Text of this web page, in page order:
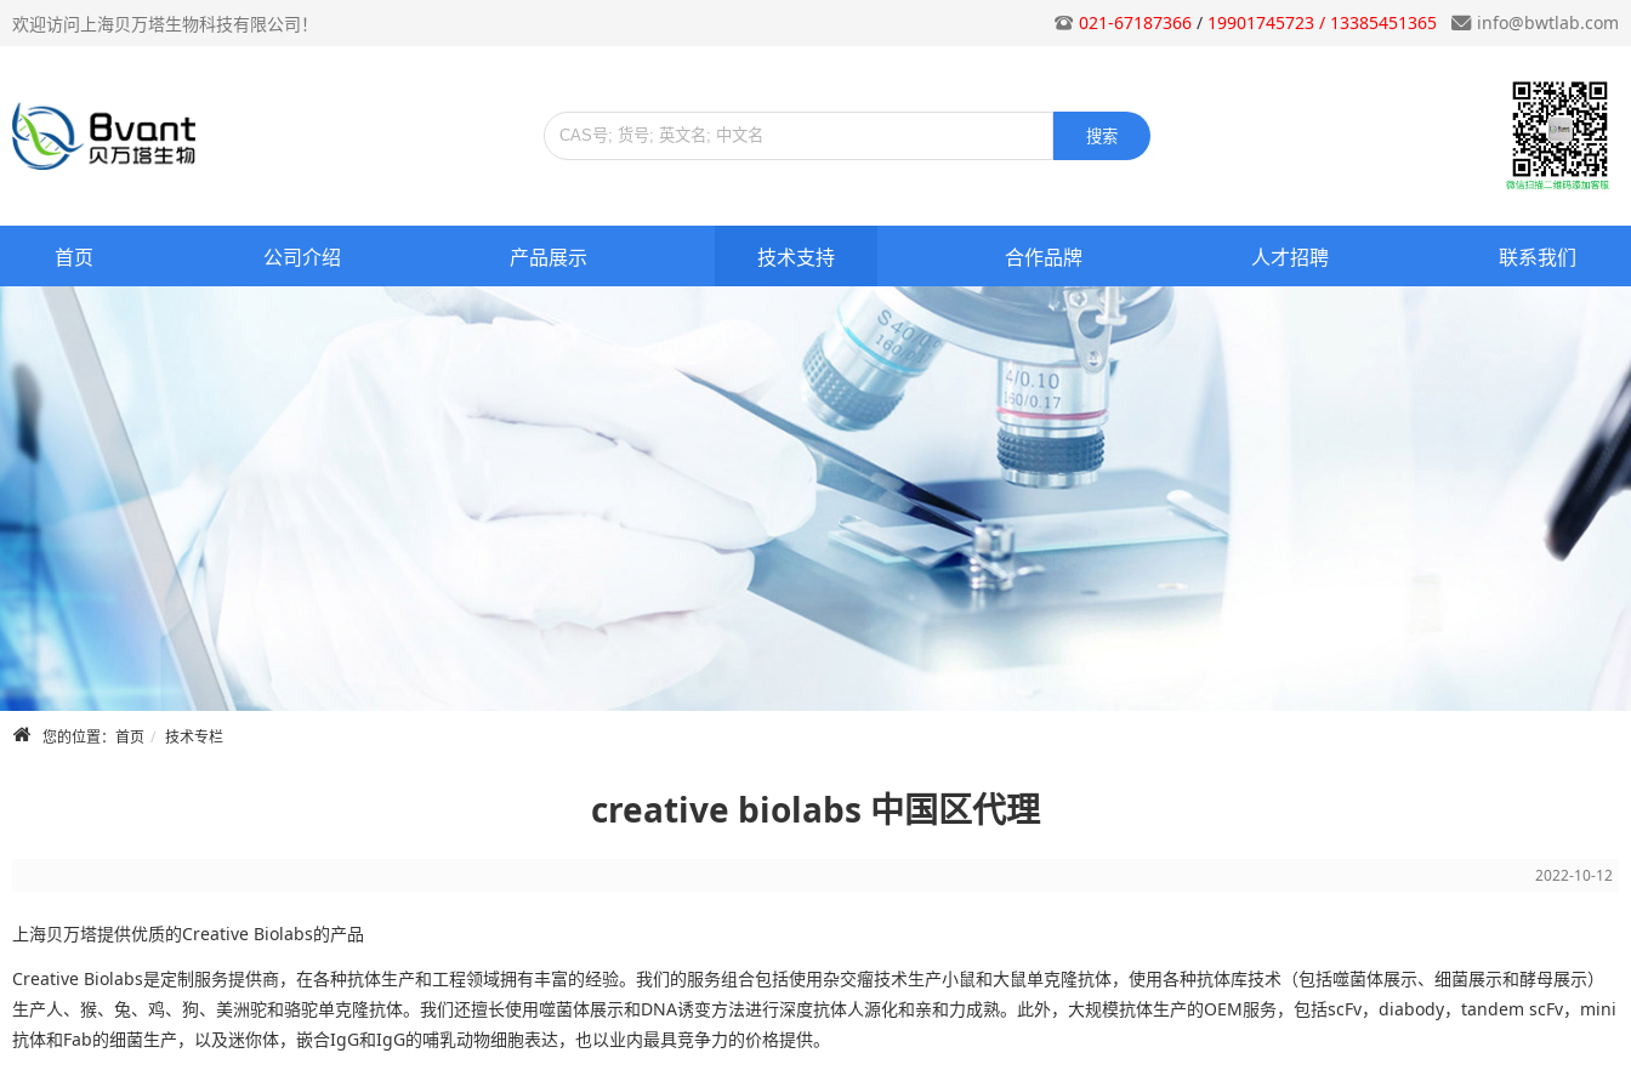
欢迎访问上海贝万塔生物科技有限公司！ 021-67187366 / 19901745723 / 13385451365 info@bwtlab.com
首页 公司介绍 产品展示 技术支持 合作品牌 人才招聘 联系我们
您的位置： 首页 技术专栏
creative biolabs 中国区代理
2022-10-12
上海贝万塔提供优质的Creative Biolabs的产品
Creative Biolabs是定制服务提供商，在各种抗体生产和工程领域拥有丰富的经验。我们的服务组合包括使用杂交瘤技术生产小鼠和大鼠单克隆抗体，使用各种抗体库技术（包括噬菌体展示、细菌展示和酵母展示）
生产人、猴、兔、鸡、狗、美洲驼和骆驼单克隆抗体。我们还擅长使用噬菌体展示和DNA诱变方法进行深度抗体人源化和亲和力成熟。此外，大规模抗体生产的OEM服务，包括scFv，diabody，tandem scFv，mini
抗体和Fab的细菌生产，以及迷你体，嵌合IgG和IgG的哺乳动物细胞表达，也以业内最具竞争力的价格提供。